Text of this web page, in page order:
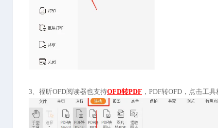
3、福昕OFD阅读器也支持OFD转PDF ，PDF转OFD，点击工